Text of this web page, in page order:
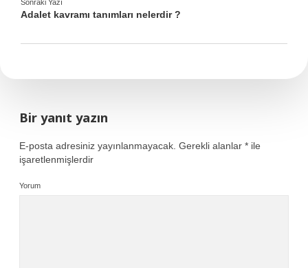
Sonraki Yazı
Adalet kavramı tanımları nelerdir ?
Bir yanıt yazın
E-posta adresiniz yayınlanmayacak. Gerekli alanlar * ile
işaretlenmişlerdir
Yorum